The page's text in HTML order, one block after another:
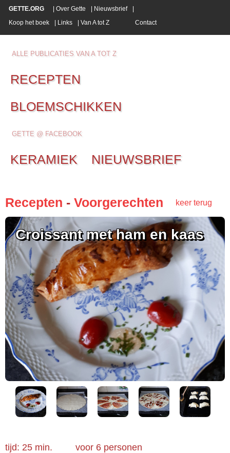
GETTE.ORG Over Gette Nieuwsbrief
Koop het boek
Links Van A tot Z Contact
ALLE PUBLICATIES VAN A TOT Z
RECEPTEN
BLOEMSCHIKKEN
GETTE @ FACEBOOK
KERAMIEK NIEUWSBRIEF
keer terug
Recepten - Voorgerechten
Croissant met ham en kaas
tijd: 25 min. voor 6 personen